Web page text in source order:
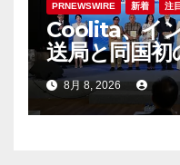
PRNEWSWIRE 新着 注目
Coolita、イ
送局と同国
合を設立
8月 8, 2026